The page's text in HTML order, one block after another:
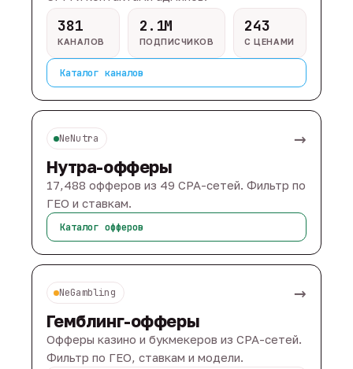
381
КАНАЛОВ
2.1M
ПОДПИСЧИКОВ
243
С ЦЕНАМИ
Каталог каналов
NeNutra →
Нутра-офферы
17,488 офферов из 49 CPA-сетей. Фильтр по
ГЕО и ставкам.
Каталог офферов
NeGambling →
Гемблинг-офферы
Офферы казино и букмекеров из CPA-сетей.
Фильтр по ГЕО, ставкам и модели.